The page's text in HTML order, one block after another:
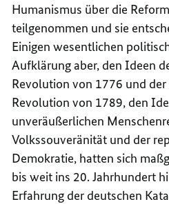
Humanismus über die
teilgenommen und sie
Einigen wesentlichen
Aufklärung aber, den Ideen
Revolution von 1776 und der
Revolution von 1789, den
unveräußerlichen
Volkssouveränität und der
Demokratie, hatten sich
bis weit ins 20. Jahrhundert
Erfahrung der deutschen